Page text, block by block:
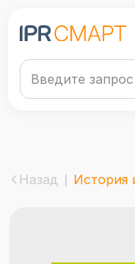
Назад История